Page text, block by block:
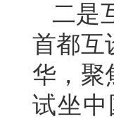
二是
首都互
华，聚
试坐